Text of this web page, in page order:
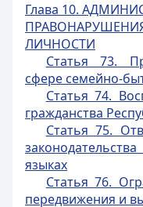
Глава 10.
ЛИЧНОСТИ
Статья 73.
сфере семейно-
Статья 74.
гражданства
Статья 75.
языках
Статья 76.
передвижения и